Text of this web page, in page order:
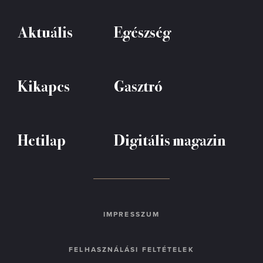
Aktuális Egészség
Kikapcs Gasztró
Hetilap Digitális magazin
IMPRESSZUM
FELHASZNÁLÁSI FELTÉTELEK